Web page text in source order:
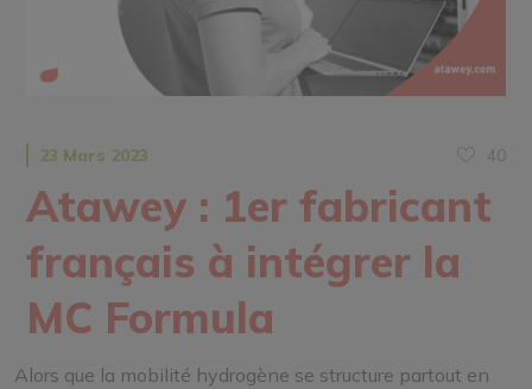
23 Mars 2023 40
Atawey : 1er fabricant
français à intégrer la
MC Formula
Alors que la mobilité hydrogène se structure partout en